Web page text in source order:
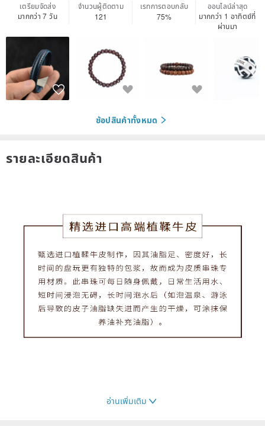
เตรียมจัดส่ง
มากกว่า 7 วัน
จำนวนผู้ติดตาม
121
เรทการตอบกลับ
75%
ออนไลน์ล่าสุด
มากกว่า 1 อาทิตย์ที่
ผ่านมา
ช้อปสินค้าทั้งหมด
รายละเอียดสินค้า
อ่านเพิ่มเติม